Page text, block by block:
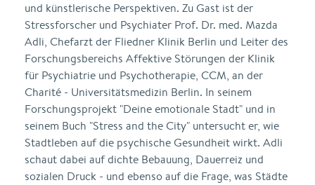
und künstlerische Perspektiven. Zu Gast ist der
Stressforscher und Psychiater Prof. Dr. med. Mazda
Adli, Chefarzt der Fliedner Klinik Berlin und Leiter des
Forschungsbereichs Affektive Störungen der Klinik
für Psychiatrie und Psychotherapie, CCM, an der
Charité - Universitätsmedizin Berlin. In seinem
Forschungsprojekt "Deine emotionale Stadt" und in
seinem Buch "Stress and the City" untersucht er, wie
Stadtleben auf die psychische Gesundheit wirkt. Adli
schaut dabei auf dichte Bebauung, Dauerreiz und
sozialen Druck - und ebenso auf die Frage, was Städte